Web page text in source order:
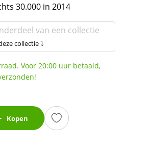
30.000 in 2014
van een collectie
collectie ⤵
Voor 20:00 uur betaald,
Kopen